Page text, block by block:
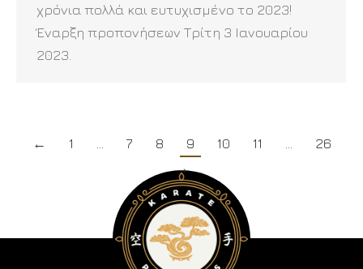
χρόνια πολλά και ευτυχισμένο το 2023!
Έναρξη προπονήσεων Τρίτη 3 Ιανουαρίου
2023.
← 1 … 7 8 9 10 11 …
26
→